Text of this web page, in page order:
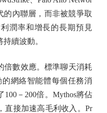
的內聯層，而非被競爭取
潤率和增長的長期預見
續波動。
數效應。標準聊天消耗
的網絡智能體每個任務消
－200倍。Mythos將佔
直接加速高毛利收入。Pr